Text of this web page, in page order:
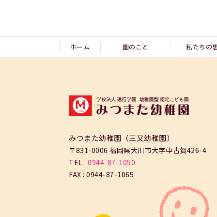
ホーム 園のこと 私たちの
みつまた幼稚園（三又幼稚園）
〒831-0006 福岡県大川市大字中古賀426-4
TEL : 0944-87-1050
FAX : 0944-87-1065